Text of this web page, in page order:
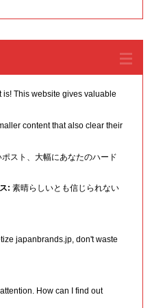
This website gives valuable
content that also clear their
スト、大幅にあなたのハード
: 素晴らしいとも信じられない
japanbrands.jp, don't waste
How can I find out